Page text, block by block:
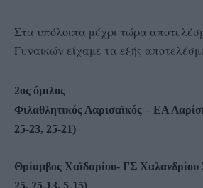
Στα υπόλοιπα μέχρι τώρα
Γυναικών είχαμε τα εξής
2ος όμιλος
Φιλαθλητικός Λαρισαϊκός – ΕΑ
25-23, 25-21)
Θρίαμβος Χαϊδαρίου- ΓΣ Χαλανδρίου
25, 25-13, 5-15)